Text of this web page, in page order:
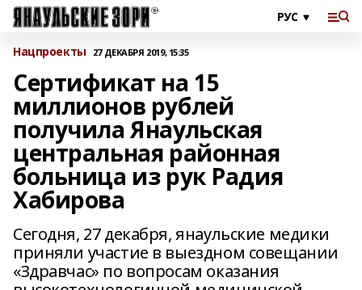
Нацпроекты 27 ДЕКАБРЯ 2019, 15:35
Сертификат на 15
миллионов рублей
получила Янаульская
центральная районная
больница из рук Радия
Хабирова
Сегодня, 27 декабря, янаульские медики
приняли участие в выездном совещании
«Здравчас» по вопросам оказания